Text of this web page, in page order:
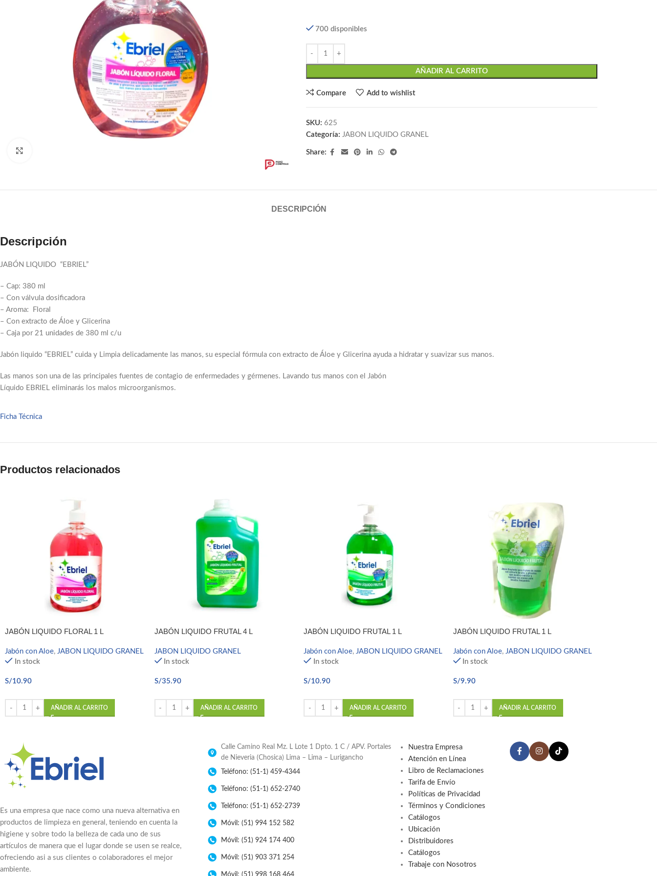
700 disponibles
AÑADIR AL CARRITO
Compare Add to wishlist
SKU: 625
Categoría: JABON LIQUIDO GRANEL
Share:
DESCRIPCIÓN
Descripción
JABÓN LIQUIDO “EBRIEL”
– Cap: 380 ml
– Con válvula dosificadora
– Aroma: Floral
– Con extracto de Áloe y Glicerina
– Caja por 21 unidades de 380 ml c/u
Jabón liquido “EBRIEL” cuida y Limpia delicadamente las manos, su especial fórmula con extracto de Áloe y Glicerina ayuda a hidratar y suavizar sus manos.
Las manos son una de las principales fuentes de contagio de enfermedades y gérmenes. Lavando tus manos con el Jabón
Líquido EBRIEL eliminarás los malos microorganismos.
Ficha Técnica
Productos relacionados
JABÓN LIQUIDO FLORAL 1 L
Jabón con Aloe, JABON LIQUIDO GRANEL
In stock
S/10.90
AÑADIR AL CARRITO
JABÓN LIQUIDO FRUTAL 4 L
JABON LIQUIDO GRANEL
In stock
S/35.90
AÑADIR AL CARRITO
JABÓN LIQUIDO FRUTAL 1 L
Jabón con Aloe, JABON LIQUIDO GRANEL
In stock
S/10.90
AÑADIR AL CARRITO
JABÓN LIQUIDO FRUTAL 1 L
Jabón con Aloe, JABON LIQUIDO GRANEL
In stock
S/9.90
AÑADIR AL CARRITO
Es una empresa que nace como una nueva alternativa en
productos de limpieza en general, teniendo en cuenta la
higiene y sobre todo la belleza de cada uno de sus
artículos de manera que el lugar donde se usen se realce,
ofreciendo asi a sus clientes o colaboradores el mejor
ambiente.
Calle Camino Real Mz. L Lote 1 Dpto. 1 C / APV. Portales
de Nieveria (Chosica) Lima – Lima – Lurigancho
Teléfono: (51-1) 459-4344
Teléfono: (51-1) 652-2740
Teléfono: (51-1) 652-2739
Móvil: (51) 994 152 582
Móvil: (51) 924 174 400
Móvil: (51) 903 371 254
Móvil: (51) 998 168 464
Nuestra Empresa
Atención en Línea
Libro de Reclamaciones
Tarifa de Envío
Políticas de Privacidad
Términos y Condiciones
Catálogos
Ubicación
Distribuidores
Catálogos
Trabaje con Nosotros
Email
WhatsApp
Telegram